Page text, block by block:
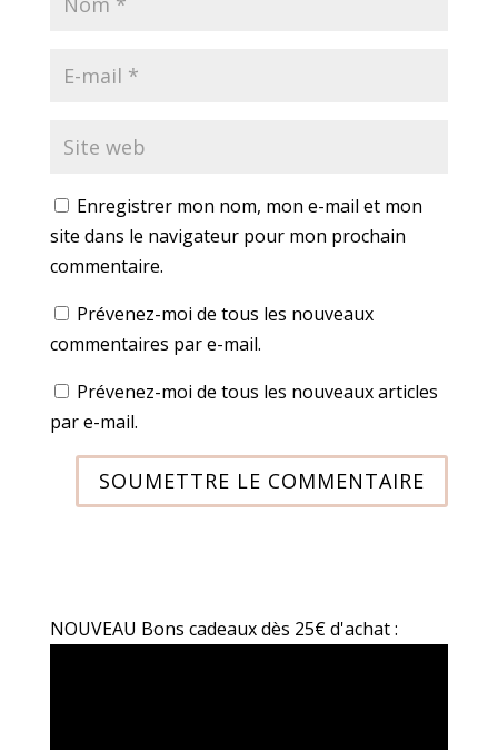
Enregistrer mon nom, mon e-mail et mon
site dans le navigateur pour mon prochain
commentaire.
Prévenez-moi de tous les nouveaux
commentaires par e-mail.
Prévenez-moi de tous les nouveaux articles
par e-mail.
SOUMETTRE LE COMMENTAIRE
NOUVEAU Bons cadeaux dès 25€ d'achat :